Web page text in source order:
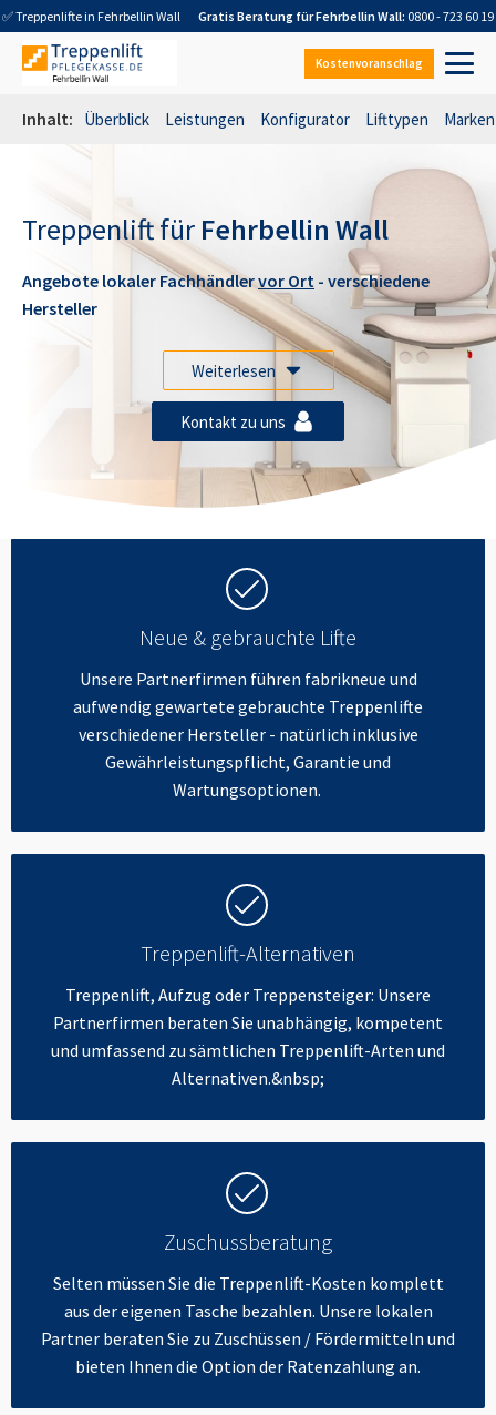
✅ Treppenlifte in Fehrbellin Wall Gratis Beratung fürFehrbellin Wall: 0800 - 723 60 19
Kostenvoranschlag
Inhalt: Überblick Leistungen Konfigurator Lifttypen Marken
Treppenlift für Fehrbellin Wall
Angebote lokaler Fachhändlervor Ort - verschiedene
Hersteller
Weiterlesen
Kontakt zu uns
Neue & gebrauchte Lifte
Unsere Partnerfirmen führen fabrikneue und
aufwendig gewartete gebrauchte Treppenlifte
verschiedener Hersteller - natürlich inklusive
Gewährleistungspflicht, Garantie und
Wartungsoptionen.
Treppenlift-Alternativen
Treppenlift, Aufzug oder Treppensteiger: Unsere
Partnerfirmen beraten Sie unabhängig, kompetent
und umfassend zu sämtlichen Treppenlift-Arten und
Alternativen.&nbsp;
Zuschussberatung
Selten müssen Sie die Treppenlift-Kosten komplett
aus der eigenen Tasche bezahlen. Unsere lokalen
Partner beraten Sie zu Zuschüssen / Fördermitteln und
bieten Ihnen die Option der Ratenzahlung an.